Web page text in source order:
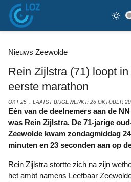
Nieuws Zeewolde
Rein Zijlstra (71) loopt
eerste marathon
OKT 25 LAATST BIJGEWERKT: 26 OKTOBER
Eén van de deelnemers aan de NN Marathon Rotterdam
was Rein Zijlstra. De 71-jarige
Zeewolde kwam zondagmiddag
minuten en 23 seconden aan op
Rein Zijlstra stortte zich na zijn wethouderschap - hij bekleedde
het ambt namens Leefbaar